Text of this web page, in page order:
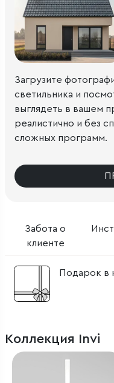
Забота о
клиенте
Подарок в
Загрузите
светильника и
выглядеть в вашем
реалистично и без
сложных программ.
Коллекция Invi